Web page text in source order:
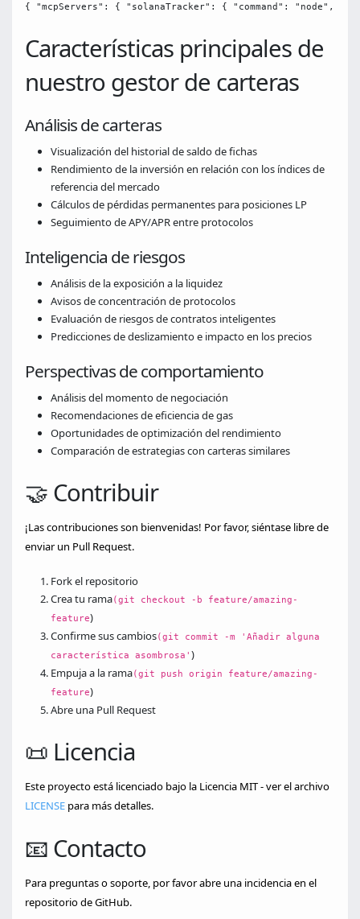
{ "mcpServers": { "solanaTracker": { "command": "node",
Características principales de
nuestro gestor de carteras
Análisis de carteras
Visualización del historial de saldo de fichas
Rendimiento de la inversión en relación con los índices de
referencia del mercado
Cálculos de pérdidas permanentes para posiciones LP
Seguimiento de APY/APR entre protocolos
Inteligencia de riesgos
Análisis de la exposición a la liquidez
Avisos de concentración de protocolos
Evaluación de riesgos de contratos inteligentes
Predicciones de deslizamiento e impacto en los precios
Perspectivas de comportamiento
Análisis del momento de negociación
Recomendaciones de eficiencia de gas
Oportunidades de optimización del rendimiento
Comparación de estrategias con carteras similares
🤝 Contribuir
¡Las contribuciones son bienvenidas! Por favor, siéntase libre de
enviar un Pull Request.
Fork el repositorio
Crea tu rama(git checkout -b feature/amazing-
feature)
Confirme sus cambios(git commit -m 'Añadir alguna
característica asombrosa' )
Empuja a la rama(git push origin feature/amazing-
feature)
Abre una Pull Request
📜 Licencia
Este proyecto está licenciado bajo la Licencia MIT - ver el archivo
LICENSE para más detalles.
📧 Contacto
Para preguntas o soporte, por favor abre una incidencia en el
repositorio de GitHub.